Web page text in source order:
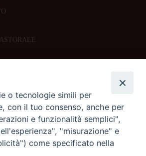
PASTORALI
ORE
o tecnologie simili per
con il tuo consenso, anche per
e funzionalità semplici",
"misurazione" e
come specificato nella